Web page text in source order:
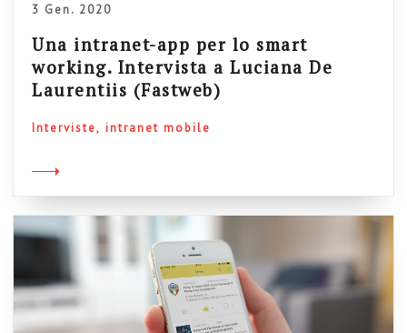
3 Gen. 2020
Una intranet-app per lo smart
working. Intervista a Luciana De
Laurentiis (Fastweb)
Interviste intranet mobile